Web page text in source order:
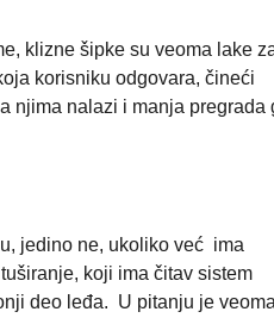
klizne šipke su veoma lake
korisniku odgovara, čineći
njima nalazi i manja pregrada
jedino ne, ukoliko već ima
koji ima čitav sistem
deo leđa. U pitanju je veoma